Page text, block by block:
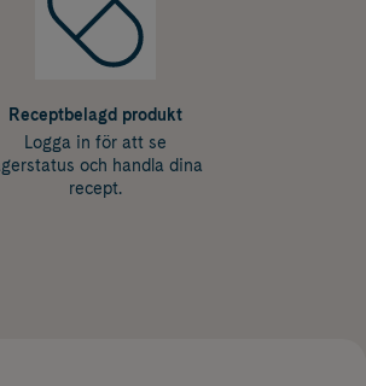
Receptbelagd produkt
Logga in för att se
och handla dina
recept.